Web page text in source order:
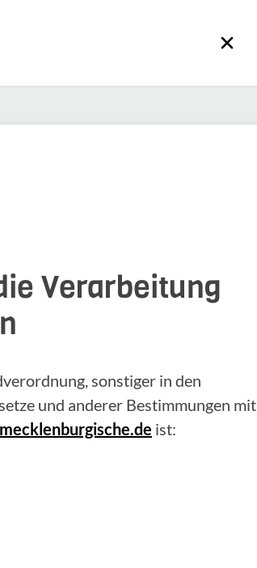
Verarbeitung
sonstiger in den
und anderer Bestimmungen mit
ist: